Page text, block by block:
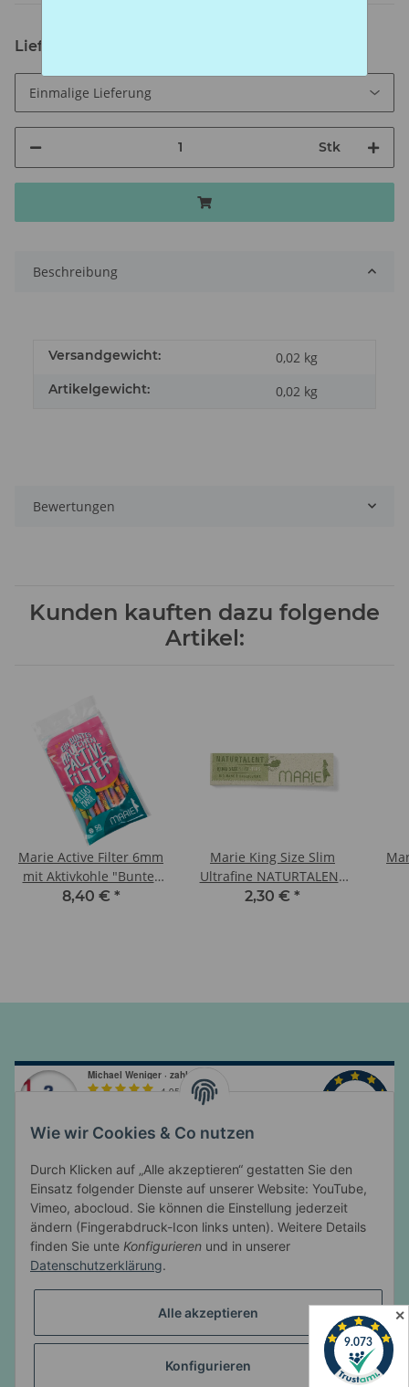
Lieferinterval
Stk
Beschreibung
Versandgewicht: 0,02 kg
Artikelgewicht: 0,02 kg
Bewertungen
Kunden kauften dazu folgende
Artikel:
Marie Active Filter 6mm
mit Aktivkohle "Bunter
Haufen" 50 Stk
8,40 € *
Marie King Size Slim
Ultrafine NATURTALENT
34 Blättchen + 34 Filter
2,30 € *
Informationen
Gesetzliche Informationen
* Alle Preise inkl. gesetzlicher USt., zzgl.Versand
Wie wir Cookies & Co nutzen
Durch Klicken auf „Alle akzeptieren“ gestatten Sie den
Einsatz folgender Dienste auf unserer Website: YouTube,
Vimeo, abocloud. Sie können die Einstellung jederzeit
ändern (Fingerabdruck-Icon links unten). Weitere Details
finden Sie unte Konfigurieren und in unserer
Datenschutzerklärung.
Alle akzeptieren
Konfigurieren
✕